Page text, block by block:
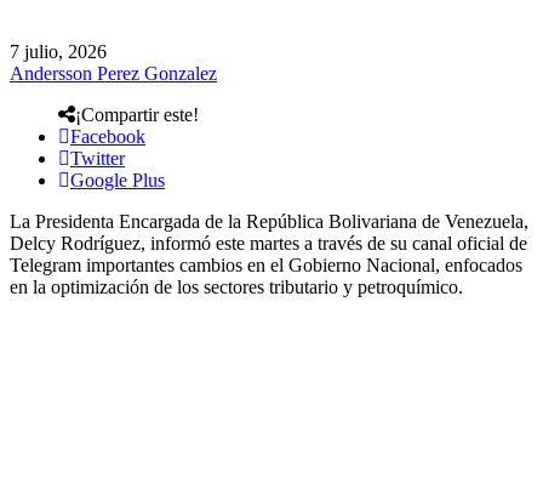
7 julio, 2026
Andersson Perez Gonzalez
¡Compartir este!
Facebook
Twitter
Google Plus
La Presidenta Encargada de la República Bolivariana de Venezuela,
Delcy Rodríguez, informó este martes a través de su canal oficial de
Telegram importantes cambios en el Gobierno Nacional, enfocados
en la optimización de los sectores tributario y petroquímico.